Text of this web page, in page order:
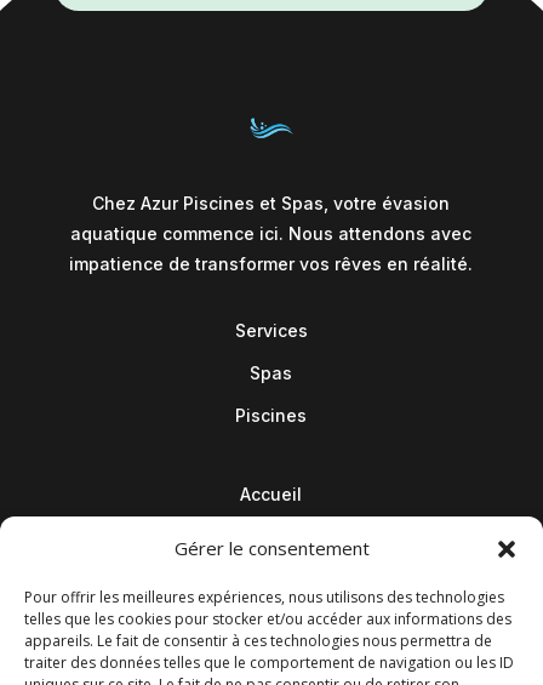
Gérer le consentement
Pour offrir les meilleures expériences, nous utilisons des technologies
telles que les cookies pour stocker et/ou accéder aux informations des
appareils. Le fait de consentir à ces technologies nous permettra de
traiter des données telles que le comportement de navigation ou les ID
Chez Azur Piscines et Spas, votre évasion
aquatique commence ici. Nous attendons avec
impatience de transformer vos rêves en réalité.
Services
Spas
Piscines
Accueil